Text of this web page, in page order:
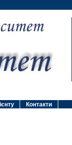
Контакти